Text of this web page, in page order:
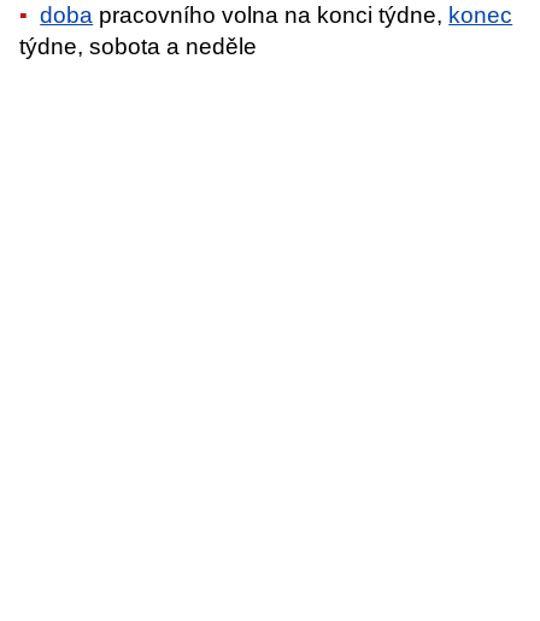
doba pracovního volna na konci týdne, konec
týdne, sobota a neděle